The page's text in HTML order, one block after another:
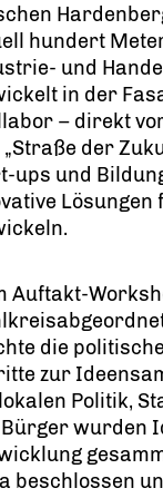
hundert
und
in der
– direkt
„Straße der
ups und
Lösungen
Auftakt-
die
zur
Politik,
wurden
beschlossen